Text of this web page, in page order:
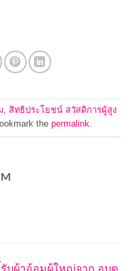
, สิทธิประโยชน์ สวัสดิการผู้สูง
the permalink.
บผ้าอ้อมผู้ใหญ่จาก อบต.